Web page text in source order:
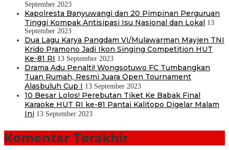
September 2023
Kapolresta Banyuwangi dan 20 Pimpinan Perguruan
Tinggi Kompak Antisipasi Isu Nasional dan Lokal 13
September 2023
Dua Lagu Karya Pangdam VI/Mulawarman Mayjen TNI
Krido Pramono Jadi Ikon Singing Competition HUT
Ke-81 RI 13 September 2023
Drama Adu Penalti! Wongsotuwo FC Tumbangkan
Tuan Rumah, Resmi Juara Open Tournament
Alasbuluh Cup I 13 September 2023
10 Besar Lolos! Perebutan Tiket Ke Babak Final
Karaoke HUT RI ke-81 Pantai Kalitopo Digelar Malam
Ini 13 September 2023
Komentar Terakhir